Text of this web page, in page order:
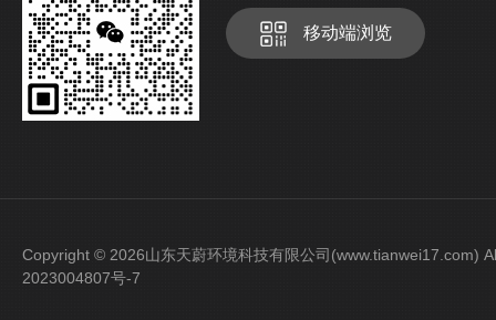
移动端浏览
Copyright © 2026山东天蔚环境科技有限公司(www.tianwei17.com)
2023004807号-7